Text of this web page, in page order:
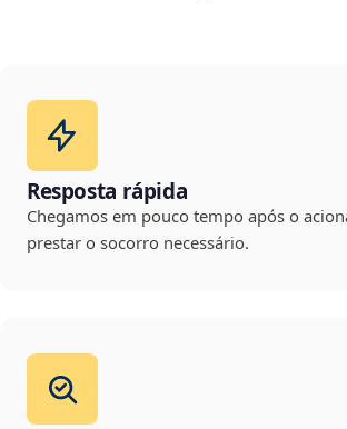
Resposta rápida
Chegamos em pouco tempo após o
prestar o socorro necessário.